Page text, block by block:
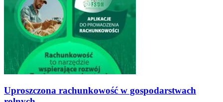
Uproszczona rachunkowość w gospodarstwach